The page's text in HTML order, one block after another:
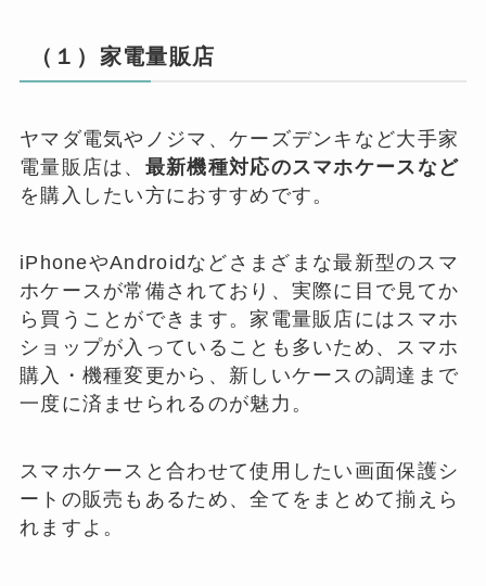
（１）家電量販店
ヤマダ電気やノジマ、ケーズデンキなど大手家
電量販店は、 最新機種対応のスマホケースなど
を購入したい方におすすめです。
iPhoneやAndroidなどさまざまな最新型のスマ
ホケースが常備されており、実際に目で見てか
ら買うことができます。家電量販店にはスマホ
ショップが入っていることも多いため、スマホ
購入・機種変更から、新しいケースの調達まで
一度に済ませられるのが魅力。
スマホケースと合わせて使用したい画面保護シ
ートの販売もあるため、全てをまとめて揃えら
れますよ。